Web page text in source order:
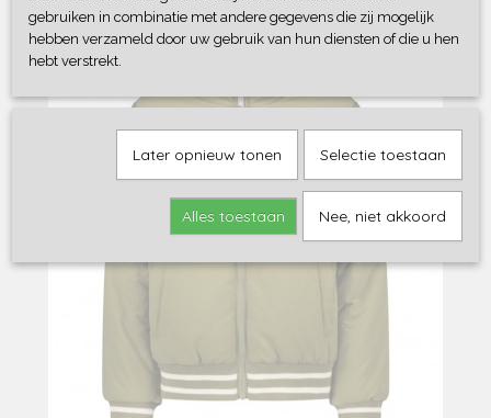
gebruiken in combinatie met andere gegevens die zij mogelijk
hebben verzameld door uw gebruik van hun diensten of die u hen
hebt verstrekt.
Later opnieuw tonen Selectie toestaan
Alles toestaan Nee, niet akkoord